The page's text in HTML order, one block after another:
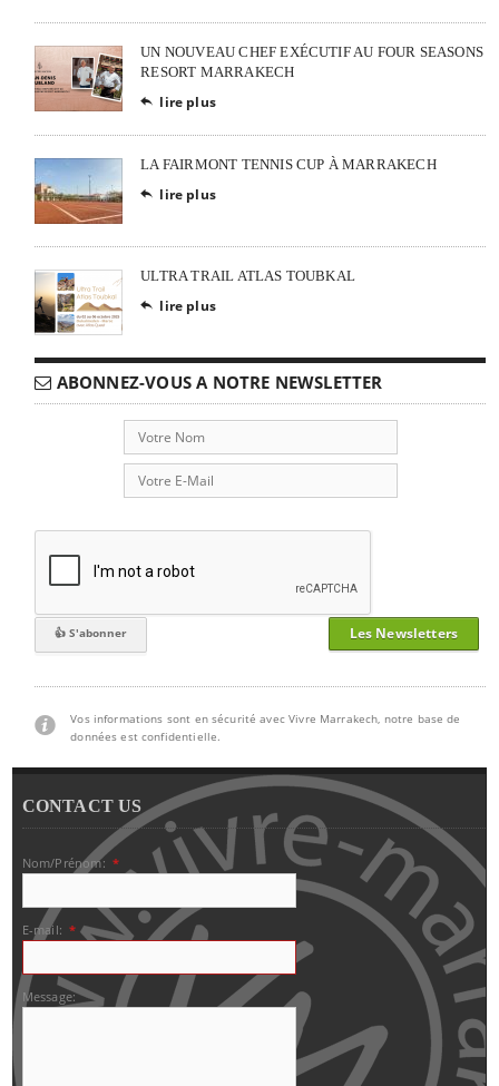
UN NOUVEAU CHEF EXÉCUTIF AU FOUR SEASONS
RESORT MARRAKECH
 lire plus
LA FAIRMONT TENNIS CUP À MARRAKECH
 lire plus
ULTRA TRAIL ATLAS TOUBKAL
 lire plus
ABONNEZ-VOUS A NOTRE NEWSLETTER
Les Newsletters
Vos informations sont en sécurité avec Vivre Marrakech, notre base de
données est confidentielle.
CONTACT US
Nom/Prénom: *
E-mail: *
Message: